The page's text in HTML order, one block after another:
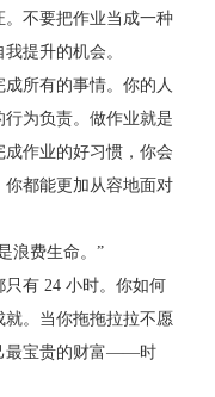
不要把作业当成一种
提升的机会。
所有的事情。你的人
为负责。做作业就是
作业的好习惯，你会
都能更加从容地面对
浪费生命。”
有 24 小时。你如何
。当你拖拖拉拉不愿
最宝贵的财富——时